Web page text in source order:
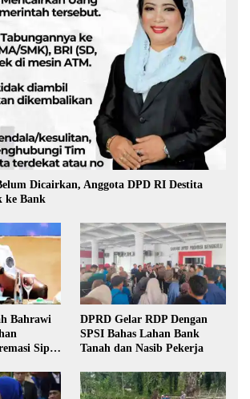
Dicairkan, Anggota DPD RI Destita
ke Bank
Bahrawi
Sipil,
DPRD Gelar RDP Dengan
SPSI Bahas Lahan Bank
Tanah dan Nasib Pekerja